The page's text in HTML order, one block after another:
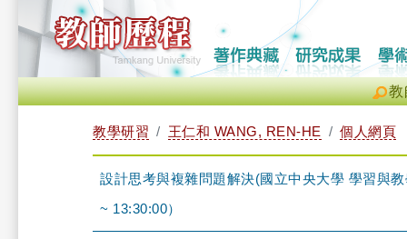
教
教學研習 王仁和 WANG, REN-HE 個人網頁
設計思考與複雜問題解決(國立中央大學 學習與
~ 13:30:00）